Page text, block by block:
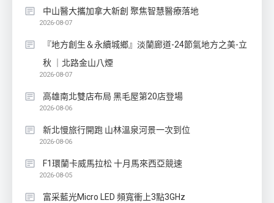
中山醫大攜加拿大新創 聚焦智慧醫療落地
2026-08-07
『地方創生＆永續城鄉』淡蘭廊道-24節氣地方之美-立
秋 ｜北路金山八煙
2026-08-07
高雄南北雙店布局 黑毛屋第20店登場
2026-08-06
新北慢旅行開跑 山林溫泉河景一次到位
2026-08-06
F1環蘭卡威馬拉松 十月馬來西亞競速
2026-08-05
富采藍光Micro LED 頻寬衝上3點3GHz